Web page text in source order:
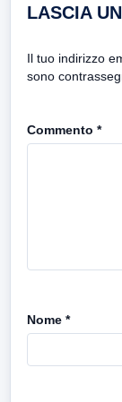
LASCIA
Il tuo indirizzo
sono
Commento *
Nome *